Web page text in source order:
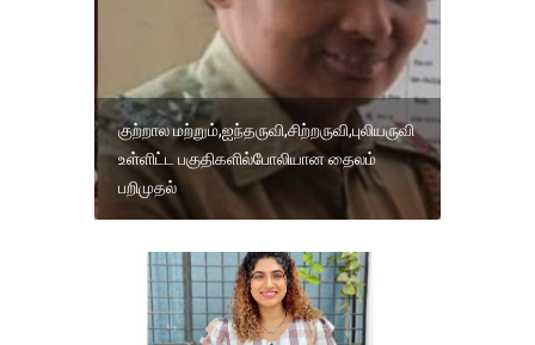
குற்றால மற்றும்,ஐந்தருவி,சிற்றருவி,புலியருவி
உள்ளிட்ட பகுதிகளில்போலியான தைலம்
பறிமுதல்